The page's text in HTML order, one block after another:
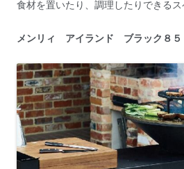
食材を置いたり、調理したりできる
メンリィ アイランド ブラック８５